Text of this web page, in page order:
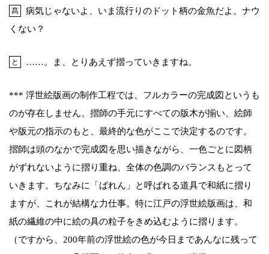
髙
病気じゃないよ、いま流行りのドット柄の金魚だよ。ナウ
くない？
と ……。ま、とりあえず摺っていきますね。
*** 浮世絵版画の制作工程では、フルカラーの完成図というも
のが存在しません。摺師の手元にすべての版木が揃い、絵師
や版元の指示のもと、最終的な色がここで決定するのです。
摺師は頭のなかで完成図を思い描きながら、一色ごとに図柄
がずれないように摺り重ね、全体の色調のバランスもとって
いきます。ちなみに「ばれん」と呼ばれる道具で和紙に摺り
ますが、これが結構な力仕事。特に江戸の浮世絵版画は、和
紙の繊維の中に絵の具の粒子をきめ込むように摺ります。
（ですから、200年前の浮世絵の色が今日まであんなに残って